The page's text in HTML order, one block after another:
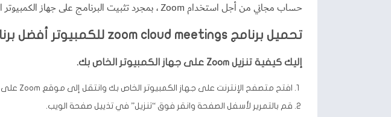
حساب مجاني من أجل استخدام Zoom ، بمجرد تثبيت البرنامج على جهاز الكمبيوتر الخاص بك ، ستتمكن من استخدامه على الفور.
تحميل برنامج zoom cloud meetings للكمبيوتر أفضل برنامج للكمبيوتر على الإطلاق
إليك كيفية تنزيل Zoom على جهاز الكمبيوتر الخاص بك.
افتح متصفح الإنترنت على جهاز الكمبيوتر الخاص بك وانتقل إلى موقع Zoom على Zoom.us.
قم بالتمرير لأسفل الصفحة وانقر فوق “تنزيل” في تذييل صفحة الويب.